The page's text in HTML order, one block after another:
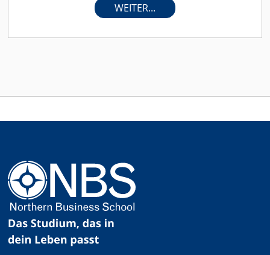
WEITER...